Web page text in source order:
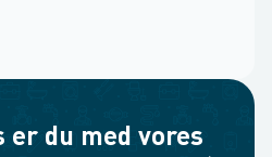
du med vores